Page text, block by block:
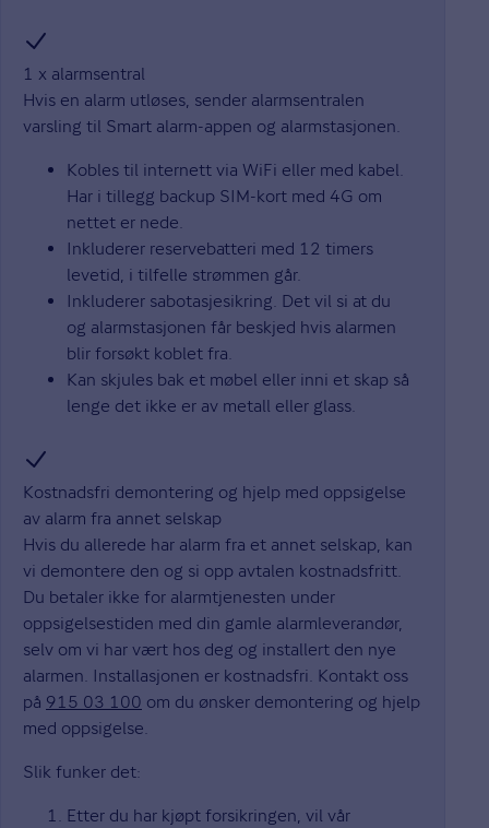
1 x alarmsentral
Hvis en alarm utløses, sender alarmsentralen
varsling til Smart alarm-appen og alarmstasjonen.
Kobles til internett via WiFi eller med kabel.
Har i tillegg backup SIM-kort med 4G om
nettet er nede.
Inkluderer reservebatteri med 12 timers
levetid, i tilfelle strømmen går.
Inkluderer sabotasjesikring. Det vil si at du
og alarmstasjonen får beskjed hvis alarmen
blir forsøkt koblet fra.
Kan skjules bak et møbel eller inni et skap så
lenge det ikke er av metall eller glass.
Kostnadsfri demontering og hjelp med oppsigelse
av alarm fra annet selskap
Hvis du allerede har alarm fra et annet selskap, kan
vi demontere den og si opp avtalen kostnadsfritt.
Du betaler ikke for alarmtjenesten under
oppsigelsestiden med din gamle alarmleverandør,
selv om vi har vært hos deg og installert den nye
alarmen. Installasjonen er kostnadsfri. Kontakt oss
på 915 03 100 om du ønsker demontering og hjelp
med oppsigelse.
Slik funker det:
Etter du har kjøpt forsikringen, vil vår